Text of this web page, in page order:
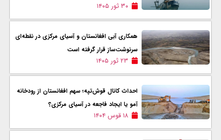
۳۰ ثور ۱۴۰۵
همکاری آبی افغانستان و آسیای مرکزی در نقطه‌ای
سرنوشت‌ساز قرار گرفته است
۲۳ ثور ۱۴۰۵
احداث کانال قوش‌تپه؛ سهم افغانستان از رودخانه
آمو یا ایجاد فاجعه در آسیای مرکزی؟
۱۸ قوس ۱۴۰۴